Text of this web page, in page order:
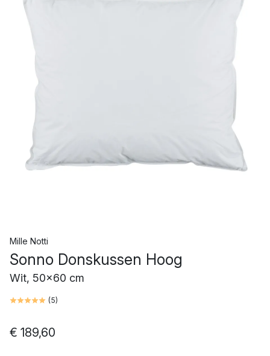
Mille Notti
Sonno Donskussen Hoog
Wit, 50x60 cm
(5)
€ 189,60